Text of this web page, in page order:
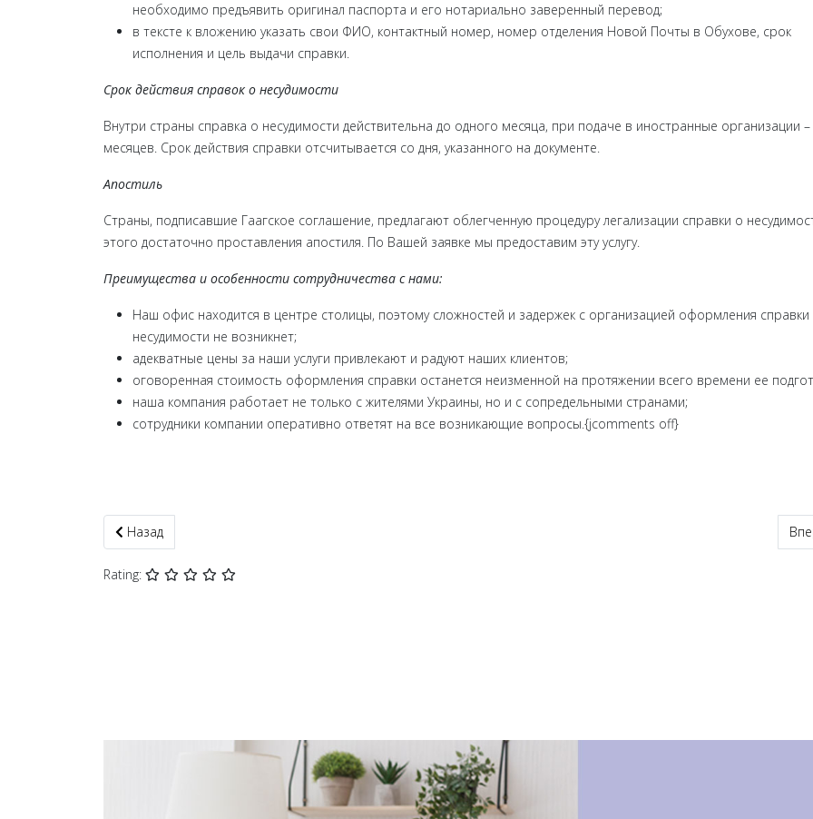
необходимо предъявить оригинал паспорта и его нотариально заверенный перевод;
в тексте к вложению указать свои ФИО, контактный номер, номер отделения Новой Почты в Обухове, срок
исполнения и цель выдачи справки.
Срок действия справок о несудимости
Внутри страны справка о несудимости действительна до одного месяца, при подаче в иностранные организации
месяцев. Срок действия справки отсчитывается со дня, указанного на документе.
Апостиль
Страны, подписавшие Гаагское соглашение, предлагают облегченную процедуру легализации справки о
этого достаточно проставления апостиля. По Вашей заявке мы предоставим эту услугу.
Преимущества и особенности сотрудничества с нами:
Наш офис находится в центре столицы, поэтому сложностей и задержек с организацией оформления справки
несудимости не возникнет;
адекватные цены за наши услуги привлекают и радуют наших клиентов;
оговоренная стоимость оформления справки останется неизменной на протяжении всего времени ее
наша компания работает не только с жителями Украины, но и с сопредельными странами;
сотрудники компании оперативно ответят на все возникающие вопросы.{jcomments off}
Предыдущий: Справка о несудимости Торецк срочно + апостиль и перевод
Назад
Rating: